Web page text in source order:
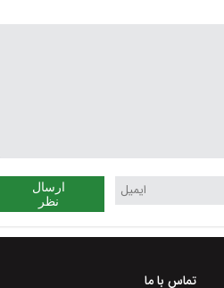
ارسال
نظر
تماس با ما